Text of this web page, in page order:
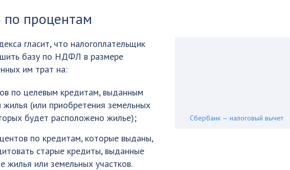
процентам
Сбербанк — налоговый вычет
гласит, что налогоплательщик
базу по НДФЛ в размере
им трат на:
по целевым кредитам, выданным
жилья (или приобретения земельных
будет расположено жилье);
по кредитам, которые выданы,
старые кредиты, выданные
жилья или земельных участков.